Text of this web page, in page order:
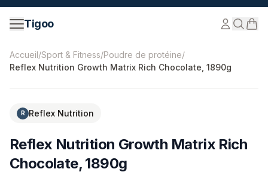
Passer au contenu
Tigoo
©2026Nutri Nordic AB.Tous droits réservés.
Accueil/Sport & Fitness/Poudre de protéine/
Reflex Nutrition Growth Matrix Rich Chocolate, 1890g
R Reflex Nutrition
Reflex Nutrition Growth Matrix Rich
Chocolate, 1890g